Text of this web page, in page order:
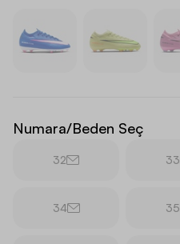
Numara/Beden Seç
32 33
34 35